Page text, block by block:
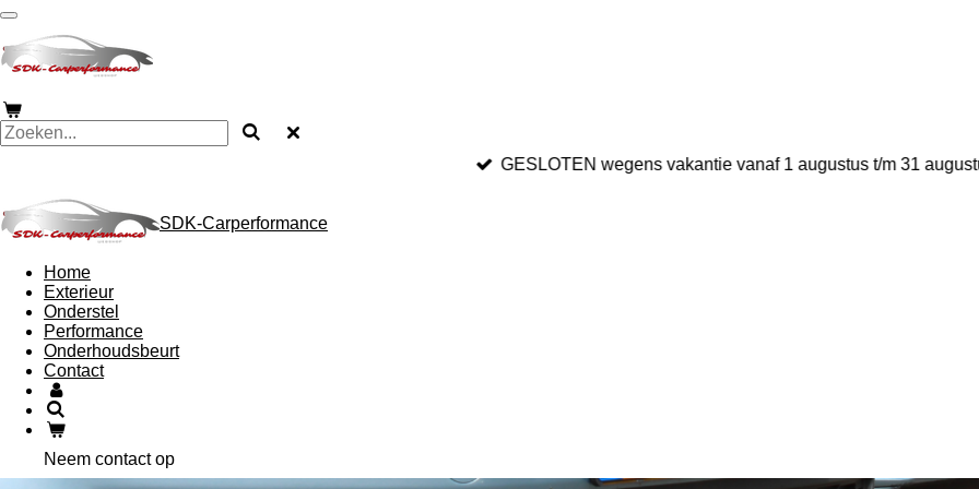
Ga
direct
naar
de
GESLOTEN wegens vakantie vanaf 1 augustus t/m 31
SDK-Carperformance
Home
Exterieur
Onderstel
Performance
Onderhoudsbeurt
Contact
Neem contact op